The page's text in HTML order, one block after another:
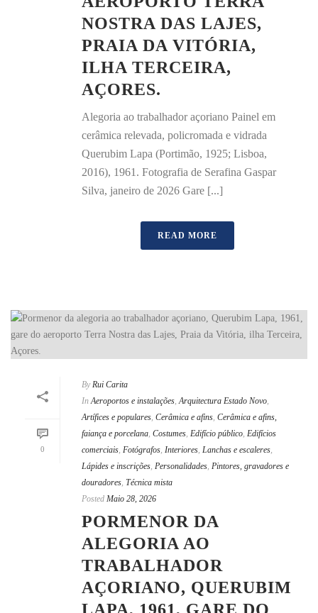
NOSTRA DAS LAJES,
PRAIA DA VITÓRIA,
ILHA TERCEIRA,
AÇORES.
Alegoria ao trabalhador açoriano Painel em
cerâmica relevada, policromada e vidrada
Querubim Lapa (Portimão, 1925; Lisboa,
2016), 1961. Fotografia de Serafina Gaspar
Silva, janeiro de 2026 Gare [...]
READ MORE
0
By Rui Carita
In Aeroportos e instalações,Arquitectura Estado Novo,
Artífices e populares, Cerâmica e afins, Cerâmica e afins,
faiança e porcelana, Costumes, Edifício público, Edifícios
comerciais, Fotógrafos, Interiores, Lanchas e escaleres,
Lápides e inscrições, Personalidades, Pintores, gravadores e
douradores, Técnica mista
Posted Maio 28, 2026
PORMENOR DA
ALEGORIA AO
TRABALHADOR
AÇORIANO, QUERUBIM